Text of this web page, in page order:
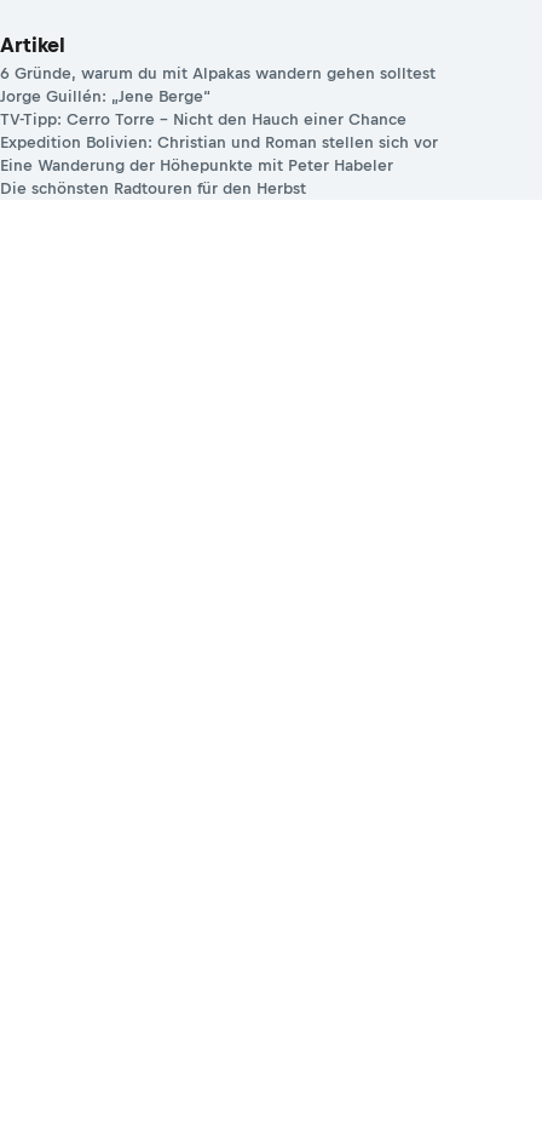
Artikel
6 Gründe, warum du mit Alpakas wandern gehen solltest
Jorge Guillén: „Jene Berge“
TV-Tipp: Cerro Torre – Nicht den Hauch einer Chance
Expedition Bolivien: Christian und Roman stellen sich vor
Eine Wanderung der Höhepunkte mit Peter Habeler
Die schönsten Radtouren für den Herbst